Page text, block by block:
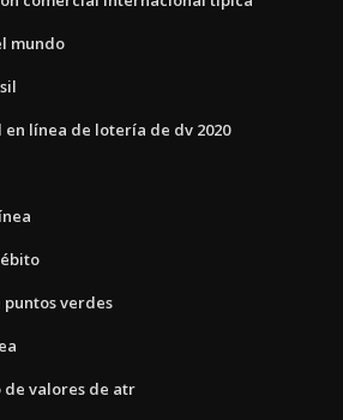
mundo
línea de lotería de dv 2020
verdes
valores de atr